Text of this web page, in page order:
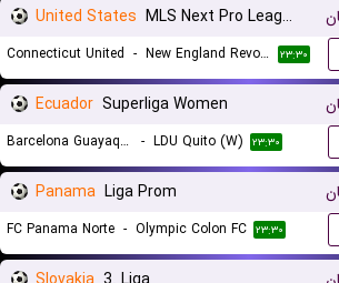
United States MLS Next Pro League
Connecticut United - New England Revolution II ۲۳:۳۰
Ecuador Superliga Women
Barcelona Guayaquil (W) - LDU Quito (W) ۲۳:۳۰
Panama Liga Prom
FC Panama Norte - Olympic Colon FC ۲۳:۳۰